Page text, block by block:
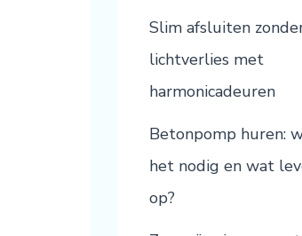
Slim afsluiten
lichtverlies met
harmonicadeuren
Betonpomp huren:
het nodig en wat
op?